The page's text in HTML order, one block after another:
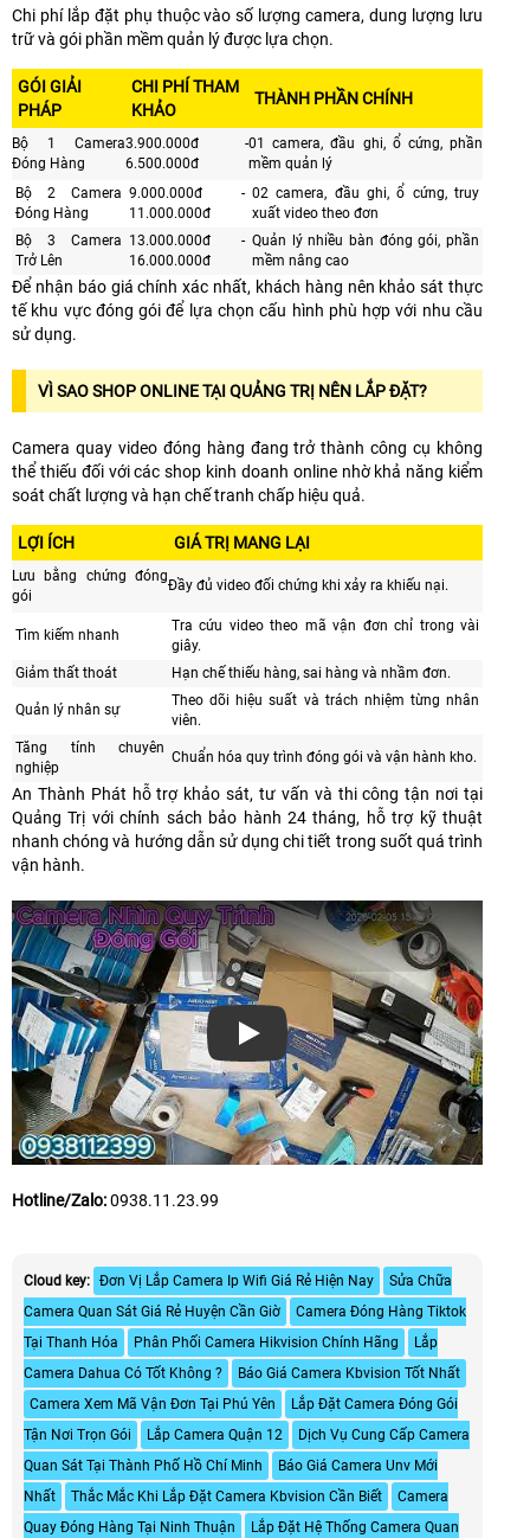
Chi phí lắp đặt phụ thuộc vào số lượng camera, dung lượng lưu
trữ và gói phần mềm quản lý được lựa chọn.
GÓI GIẢI
PHÁP
CHI PHÍ THAM
KHẢO
THÀNH PHẦN CHÍNH
Bộ 1 Camera
Đóng Hàng
3.900.000đ -
6.500.000đ
01 camera, đầu ghi, ổ cứng, phần
mềm quản lý
Bộ 2 Camera
Đóng Hàng
9.000.000đ -
11.000.000đ
02 camera, đầu ghi, ổ cứng, truy
xuất video theo đơn
Bộ 3 Camera
Trở Lên
13.000.000đ -
16.000.000đ
Quản lý nhiều bàn đóng gói, phần
mềm nâng cao
Để nhận báo giá chính xác nhất, khách hàng nên khảo sát thực
tế khu vực đóng gói để lựa chọn cấu hình phù hợp với nhu cầu
sử dụng.
VÌ SAO SHOP ONLINE TẠI QUẢNG TRỊ NÊN LẮP ĐẶT?
Camera quay video đóng hàng đang trở thành công cụ không
thể thiếu đối với các shop kinh doanh online nhờ khả năng kiểm
soát chất lượng và hạn chế tranh chấp hiệu quả.
LỢI ÍCH GIÁ TRỊ MANG LẠI
Lưu bằng chứng đóng
gói
Đầy đủ video đối chứng khi xảy ra khiếu nại.
Tìm kiếm nhanh
Tra cứu video theo mã vận đơn chỉ trong vài
giây.
Giảm thất thoát
Hạn chế thiếu hàng, sai hàng và nhầm đơn.
Quản lý nhân sự
Theo dõi hiệu suất và trách nhiệm từng nhân
viên.
Tăng tính chuyên
nghiệp
Chuẩn hóa quy trình đóng gói và vận hành kho.
An Thành Phát hỗ trợ khảo sát, tư vấn và thi công tận nơi tại
Quảng Trị với chính sách bảo hành 24 tháng, hỗ trợ kỹ thuật
nhanh chóng và hướng dẫn sử dụng chi tiết trong suốt quá trình
vận hành.
Xem video
Hotline/Zalo:0938.11.23.99
Cloud key: Đơn Vị Lắp Camera Ip Wifi Giá Rẻ Hiện Nay
Sửa Chữa
Camera Quan Sát Giá Rẻ Huyện Cần Giờ
Camera Đóng Hàng Tiktok
Tại Thanh Hóa
Phân Phối Camera Hikvision Chính Hãng
Lắp
Camera Dahua Có Tốt Không ?
Báo Giá Camera Kbvision Tốt Nhất
Camera Xem Mã Vận Đơn Tại Phú Yên
Lắp Đặt Camera Đóng Gói
Tận Nơi Trọn Gói
Lắp Camera Quận 12
Dịch Vụ Cung Cấp Camera
Quan Sát Tại Thành Phố Hồ Chí Minh
Báo Giá Camera Unv Mới
Nhất
Thắc Mắc Khi Lắp Đặt Camera Kbvision Cần Biết
Camera
Quay Đóng Hàng Tại Ninh Thuận
Lắp Đặt Hệ Thống Camera Quan